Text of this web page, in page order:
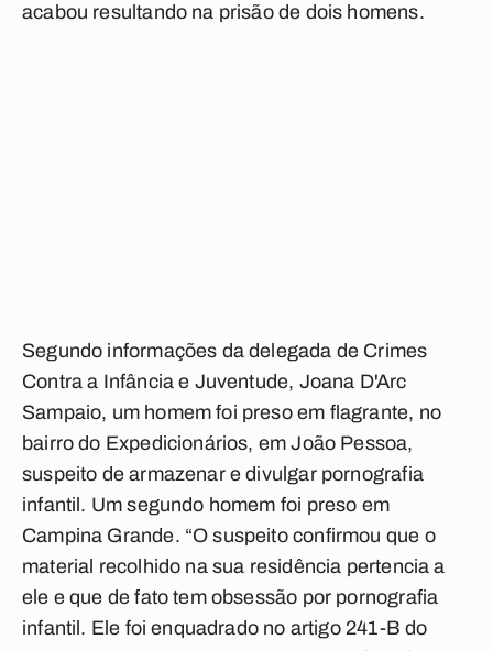
acabou resultando na prisão de dois homens.
Segundo informações da delegada de Crimes
Contra a Infância e Juventude, Joana D'Arc
Sampaio, um homem foi preso em flagrante, no
bairro do Expedicionários, em João Pessoa,
suspeito de armazenar e divulgar pornografia
infantil. Um segundo homem foi preso em
Campina Grande. “O suspeito confirmou que o
material recolhido na sua residência pertencia a
ele e que de fato tem obsessão por pornografia
infantil. Ele foi enquadrado no artigo 241-B do